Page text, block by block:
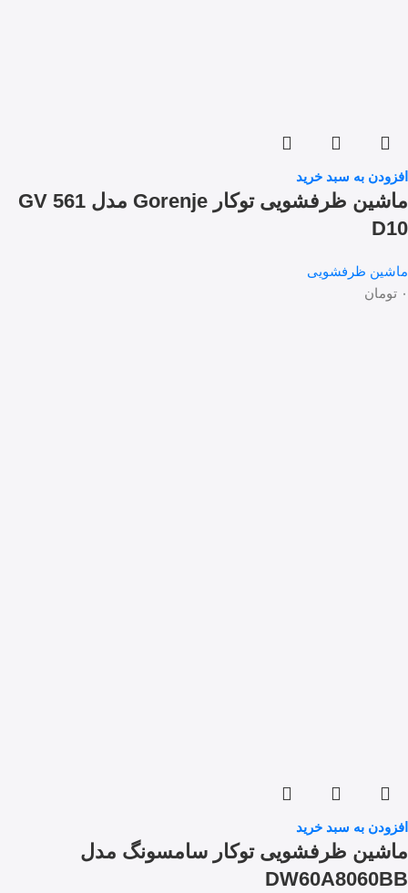
افزودن به سبد خرید
ماشین ظرفشویی توکار Gorenje مدل GV 561
D10
ماشین ظرفشویی
۰ تومان
افزودن به سبد خرید
ماشین ظرفشویی توکار سامسونگ مدل
DW60A8060BB